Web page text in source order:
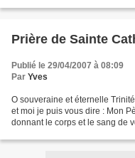
Prière de Sainte
Publié le 29/04/2007 à 08:09
Par Yves
O souveraine et éternelle
et moi je puis vous dire : Mon
donnant le corps et le sang de